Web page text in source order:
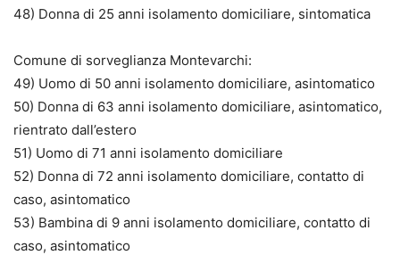
48) Donna di 25 anni isolamento domiciliare, sintomatica
Comune di sorveglianza Montevarchi:
49) Uomo di 50 anni isolamento domiciliare, asintomatico
50) Donna di 63 anni isolamento domiciliare, asintomatico,
rientrato dall’estero
51) Uomo di 71 anni isolamento domiciliare
52) Donna di 72 anni isolamento domiciliare, contatto di
caso, asintomatico
53) Bambina di 9 anni isolamento domiciliare, contatto di
caso, asintomatico